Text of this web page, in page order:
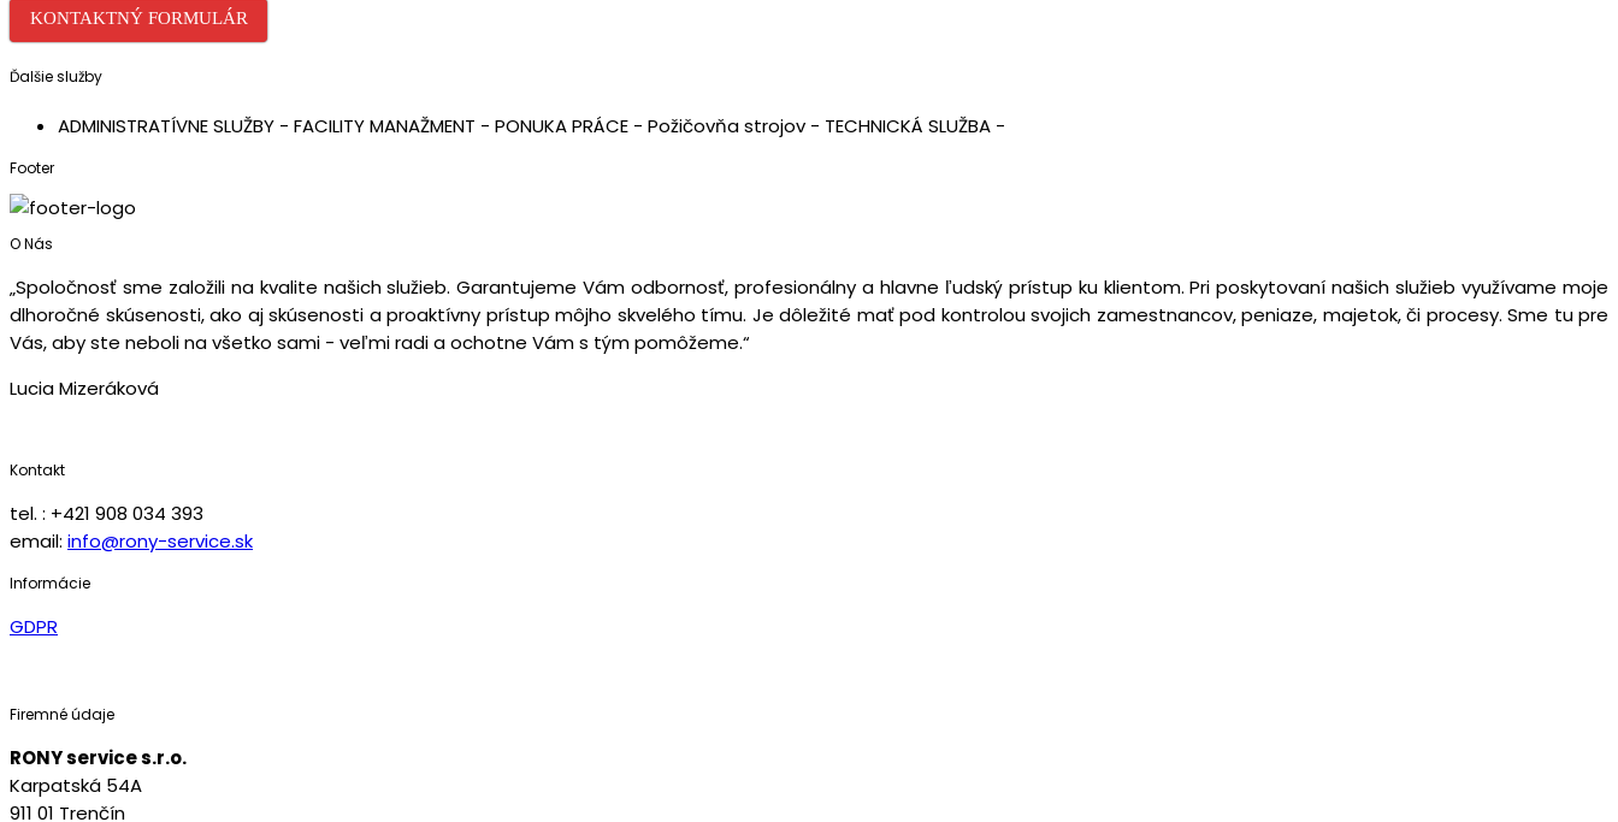
KONTAKTNÝ FORMULÁR
Ďalšie služby
ADMINISTRATÍVNE SLUŽBY - FACILITY MANAŽMENT - PONUKA PRÁCE - Požičovňa strojov - TECHNICKÁ SLUŽBA -
Footer
O Nás
„Spoločnosť sme založili na kvalite našich služieb. Garantujeme Vám odbornosť, profesionálny a hlavne ľudský prístup ku klientom. Pri poskytovaní našich služieb využívame moje
dlhoročné skúsenosti, ako aj skúsenosti a proaktívny prístup môjho skvelého tímu. Je dôležité mať pod kontrolou svojich zamestnancov, peniaze, majetok, či procesy. Sme tu pre
Vás, aby ste neboli na všetko sami - veľmi radi a ochotne Vám s tým pomôžeme.“
Lucia Mizeráková
Kontakt
tel. : +421 908 034 393
email: info@rony-service.sk
Informácie
GDPR
Firemné údaje
RONY service s.r.o.
Karpatská 54A
911 01 Trenčín